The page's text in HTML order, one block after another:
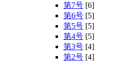
第7号 [6]
第6号 [5]
第5号 [5]
第4号 [5]
第3号 [4]
第2号 [4]